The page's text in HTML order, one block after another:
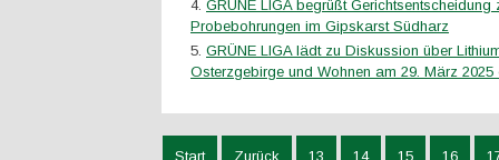
GRÜNE LIGA begrüßt
Probebohrungen im Gipskarst Südharz
GRÜNE LIGA lädt zu Diskussion über
Osterzgebirge und Wohnen am 29. März 2025
Start Zurück 13 14 15 16